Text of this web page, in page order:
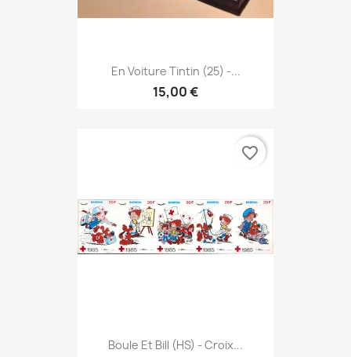
En Voiture Tintin (25) -...
15,00 €
Boule Et Bill (HS) - Croix...
favorite_border